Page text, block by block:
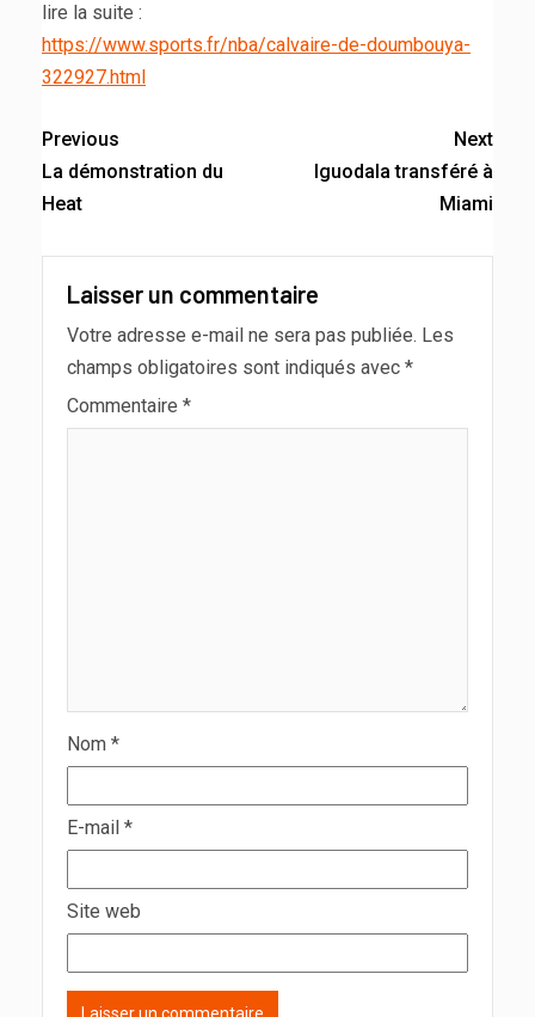
lire la suite :
https://www.sports.fr/nba/calvaire-de-doumbouya-
322927.html
Previous
La démonstration du
Heat
Next
Iguodala transféré à
Miami
Laisser un commentaire
Votre adresse e-mail ne sera pas publiée. Les
champs obligatoires sont indiqués avec *
Commentaire *
Nom *
E-mail *
Site web